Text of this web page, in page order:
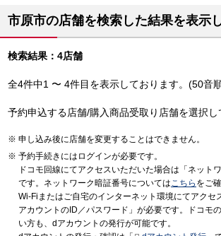
市原市の店舗を検索した結果を表示
検索結果：4店舗
全4件中1 〜 4件目を表示しております。(50音
予約申込する店舗/購入商品受取り店舗を選択し
申し込み後に店舗を変更することはできません。
予約手続きにはログインが必要です。
ドコモ回線にてアクセスいただいた場合は「ネット
です。ネットワーク暗証番号についてはこちら をご
Wi-Fiまたはご自宅のインターネット環境にてアクセ
アカウントのID／パスワード」が必要です。ドコモ
い方も、dアカウントの発行が可能です。